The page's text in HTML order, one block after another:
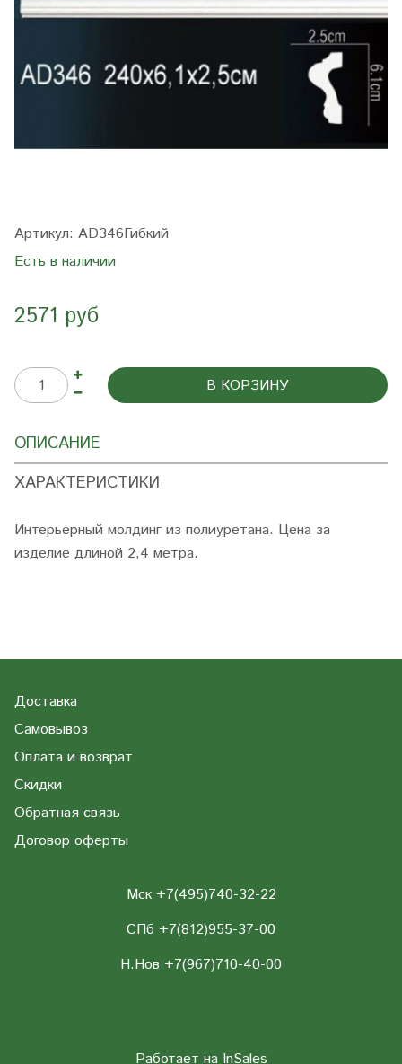
Артикул: AD346Гибкий
Есть в наличии
2571 руб
В КОРЗИНУ
ОПИСАНИЕ
ХАРАКТЕРИСТИКИ
Интерьерный молдинг из полиуретана. Цена за
изделие длиной 2,4 метра.
Доставка
Самовывоз
Оплата и возврат
Скидки
Обратная связь
Договор оферты
Мск +7(495)740-32-22
СПб +7(812)955-37-00
Н.Нов +7(967)710-40-00
Работает на InSales